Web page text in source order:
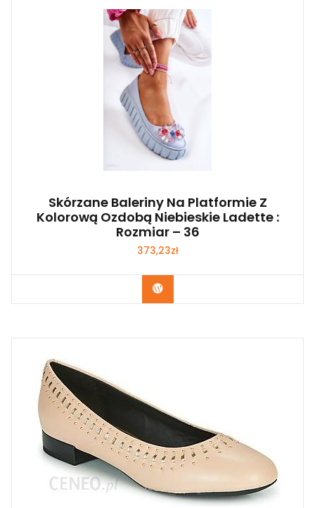
Skórzane Baleriny Na Platformie Z
Kolorową Ozdobą Niebieskie Ladette :
Rozmiar – 36
373,23zł
Kup Teraz